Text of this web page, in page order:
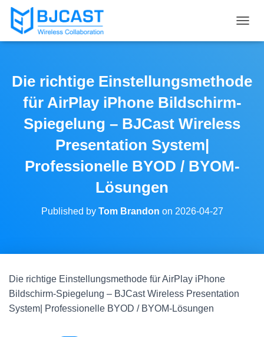
O
L
E
Die richtige Einstellungsmethode
für AirPlay iPhone Bildschirm-
Spiegelung – BJCast Wireless
Presentation System|
Professionelle BYOD / BYOM-
Lösungen
Published by Tom Brandon on 2026-04-27
Die richtige Einstellungsmethode für AirPlay iPhone
Bildschirm-Spiegelung – BJCast Wireless Presentation
System| Professionelle BYOD / BYOM-Lösungen